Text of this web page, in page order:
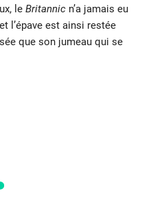
le Britannic n’a jamais eu
l’épave est ainsi restée
que son jumeau qui se